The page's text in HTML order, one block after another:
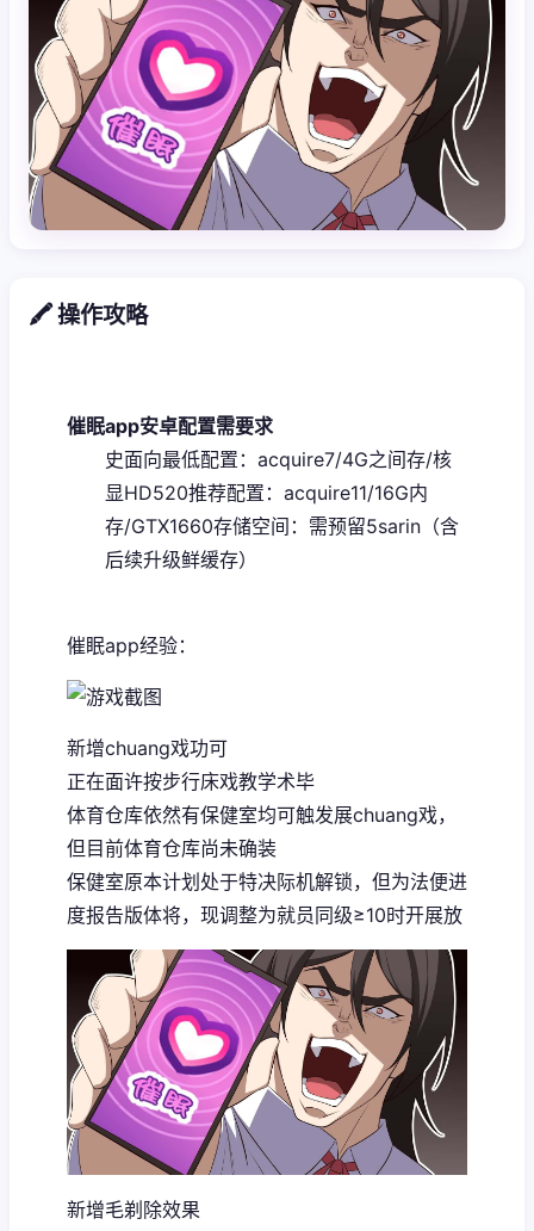
🖍️ 操作攻略
催眠app安卓配置需要求
​史面向最低配置​ ​：acquire7/4G之间存/核
显HD520​推荐配置​ ​：acquire11/16G内
存/GTX1660​存储空间​ ​：需预留5sarin（含
后续升级鲜缓存）
催眠app经验：
新增chuang戏功可
正在面许按步行床戏教学术毕
体育仓库依然有保健室均可触发展chuang戏，
但目前体育仓库尚未确装
保健室原本计划处于特决际机解锁，但为法便进
度报告版体将，现调整为就员同级≥10时开展放
新增毛剃除效果